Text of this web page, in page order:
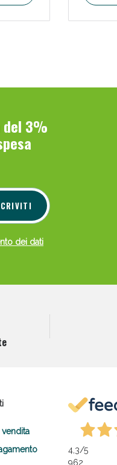
3%
dei dati
4,3/5
962